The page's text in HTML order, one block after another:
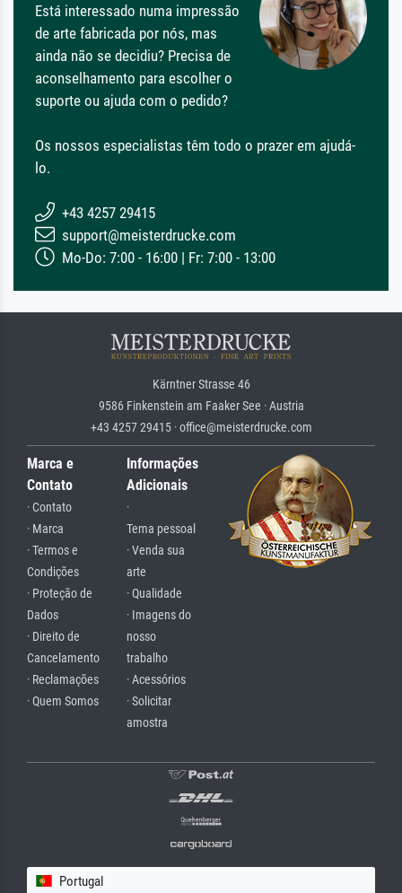
Está interessado numa impressão
de arte fabricada por nós, mas
ainda não se decidiu? Precisa de
aconselhamento para escolher o
suporte ou ajuda com o pedido?
Os nossos especialistas têm todo o prazer em ajudá-
lo.
+43 4257 29415
support@meisterdrucke.com
Mo-Do: 7:00 - 16:00 | Fr: 7:00 - 13:00
Kärntner Strasse 46
9586 Finkenstein am Faaker See · Austria
+43 4257 29415 · office@meisterdrucke.com
Marca e
Contato
· Contato
· Marca
· Termos e
Condições
· Proteção de
Dados
· Direito de
Cancelamento
· Reclamações
· Quem Somos
Informações
Adicionais
·
Tema pessoal
· Venda sua
arte
· Qualidade
· Imagens do
nosso
trabalho
· Acessórios
· Solicitar
amostra
Portugal